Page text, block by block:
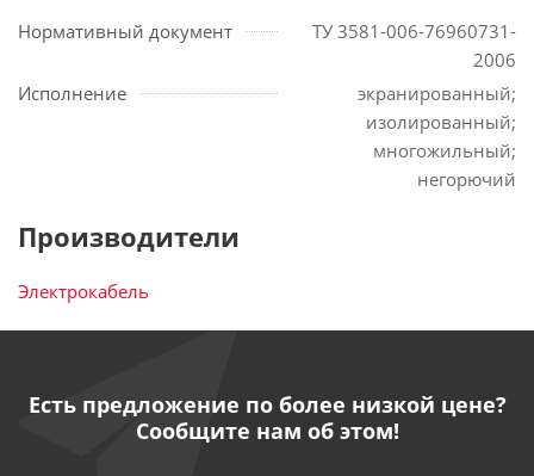
Нормативный документ
ТУ 3581-006-76960731-
2006
Исполнение
экранированный;
изолированный;
многожильный;
негорючий
Производители
Электрокабель
Есть предложение по более низкой цене?
Сообщите нам об этом!